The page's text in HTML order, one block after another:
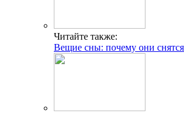
Читайте также:
Вещие сны: почему они